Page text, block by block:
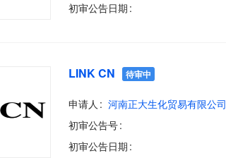
初审公告日期
LINK CN 待审中
申请人 河南正大生化贸易有限公司
初审公告号
初审公告日期